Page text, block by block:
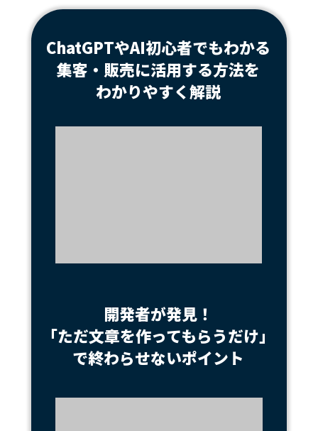
ChatGPTやAI初心者でもわかる
集客・販売に活用する方法を
わかりやすく解説
開発者が発見！
「ただ文章を作ってもらうだけ」
で終わらせないポイント